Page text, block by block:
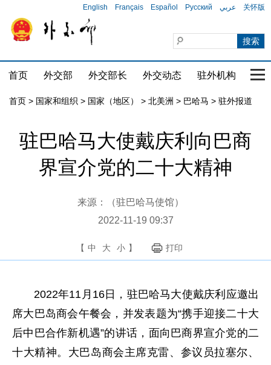
English Français Español Русский عربي 关怀版
首页 外交部 外交部长 外交动态 驻外机构 国
首页 > 国家和组织 > 国家（地区） > 北美洲 > 巴哈马 > 驻外报道
驻巴哈马大使戴庆利向巴商
界宣介党的二十大精神
来源：（驻巴哈马使馆）
2022-11-19 09:37
【 中 大 小 】 打印
2022年11月16日，驻巴哈马大使戴庆利应邀出
席大巴岛商会午餐会，并发表题为“携手迎接二十大
后中巴合作新机遇”的讲话，面向巴商界宣介党的二
十大精神。大巴岛商会主席克雷、参议员拉塞尔、